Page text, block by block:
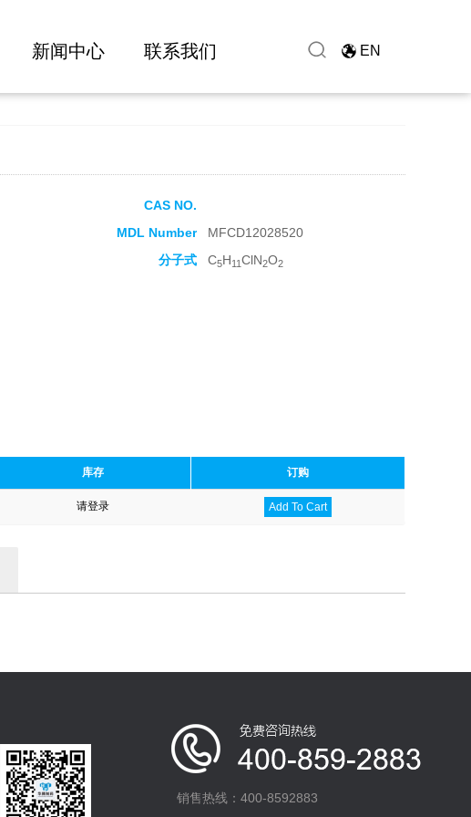
新闻中心 联系我们 EN
CAS NO.
MDL Number
MFCD12028520
分子式 C5H11ClN2O2
库存 订购
请登录 Add To Cart
销售热线：400-8592883